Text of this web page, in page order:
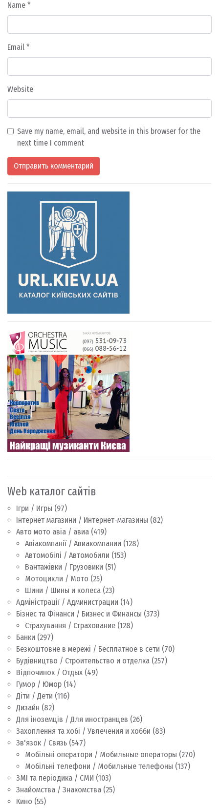
Web каталог сайтів
Ігри / Игры (97)
Інтернет магазини / Интернет-магазины (82)
Авто мото авіа / авиа (419)
Авіакомпанії / Авиакомпании (128)
Автомобілі / Автомобили (153)
Вантажівки / Грузовики (51)
Мотоцикли / Мото (25)
Шини / Шины и колеса (23)
Адміністрації / Администрации (14)
Бізнес та Фінанси / Бизнес и Финансы (373)
Страхування / Страхование (128)
Банки (297)
Безкоштовне в мережі / Бесплатное в сети (70)
Будівництво / Строительство и отделка (257)
Відпочинок / Отдых (49)
Гумор / Юмор (14)
Діти / Дети (116)
Дизайн (82)
Для іноземців / Для иностранцев (26)
Захоплення та хобі / Увлечения и хобби (83)
Зв'язок / Связь (547)
Мобільні оператори / Мобильные операторы (270)
Мобільні телефони / Мобильные телефоны (137)
ЗМІ та періодика / СМИ (103)
Знайомства / Знакомства (25)
Кино (55)
Name *
Email *
Website
Save my name, email, and website in this browser for the
next time I comment